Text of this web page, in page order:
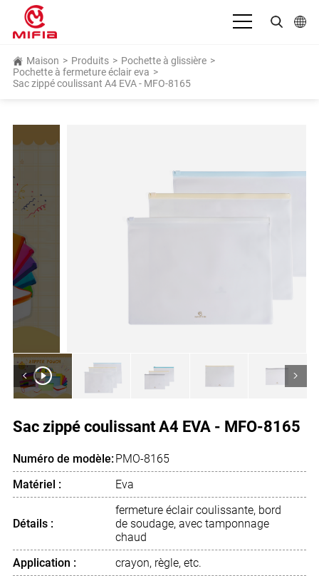
Français
Español
Bahasa Indonesia
Русский язык
Maison > Produits > Pochette à glissière >
Pochette à fermeture éclair eva >
Sac zippé coulissant A4 EVA - MFO-8165
>
<
Sac zippé coulissant A4 EVA - MFO-8165
Numéro de modèle:PMO-8165
Matériel :
Eva
Détails :
fermeture éclair coulissante, bord
de soudage, avec tamponnage
chaud
Application :
crayon, règle, etc.